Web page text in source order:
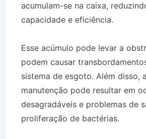
acumulam-se na caixa,
capacidade e eficiência.
Esse acúmulo pode levar a
podem causar
sistema de esgoto. Além disso,
manutenção pode resultar em
desagradáveis e problemas de
proliferação de bactérias.